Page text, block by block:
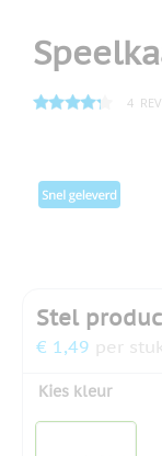
4
Hoofdafbeelding
Klik om
Stel
€ 1,49 per
Kies kleur